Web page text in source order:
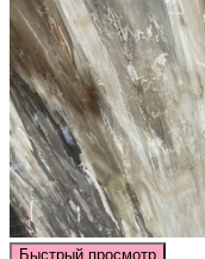
Быстрый просмотр